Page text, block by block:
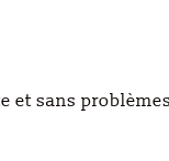
et sans